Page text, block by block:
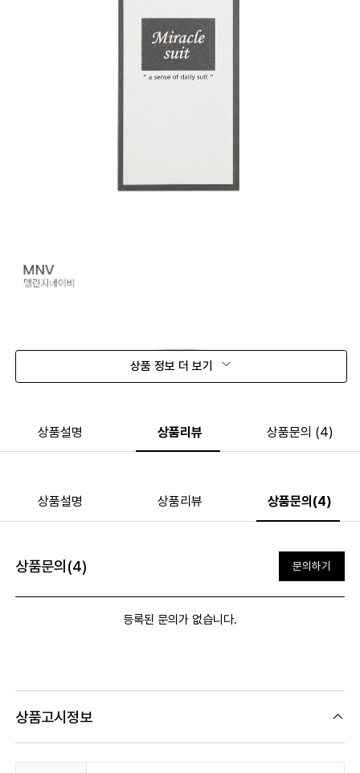
상품 정보 더 보기
상품설명 상품리뷰 상품문의 (4)
상품설명 상품리뷰 상품문의(4)
상품문의(4) 문의하기
등록된 문의가 없습니다.
상품고시정보